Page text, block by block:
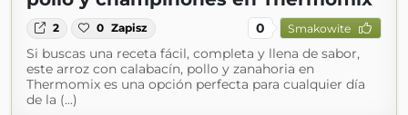
2 0 Zapisz 0 Smakowite
Si buscas una receta fácil, completa y llena de sabor,
este arroz con calabacín, pollo y zanahoria en
Thermomix es una opción perfecta para cualquier día
de la (...)